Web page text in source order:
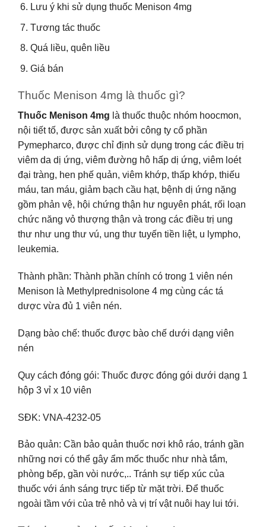
Lưu ý khi sử dụng thuốc Menison 4mg
Tương tác thuốc
Quá liều, quên liều
Giá bán
Thuốc Menison 4mg là thuốc gì?
Thuốc Menison 4mg là thuốc thuộc nhóm hoocmon,
nội tiết tố, được sản xuất bởi công ty cổ phần
Pymepharco, được chỉ định sử dụng trong các điều trị
viêm da dị ứng, viêm đường hô hấp dị ứng, viêm loét
đại tràng, hen phế quản, viêm khớp, thấp khớp, thiếu
máu, tan máu, giảm bạch cầu hạt, bệnh dị ứng nặng
gồm phản vệ, hội chứng thận hư nguyên phát, rối loạn
chức năng vỏ thượng thận và trong các điều trị ung
thư như ung thư vú, ung thư tuyến tiền liệt, u lympho,
leukemia.
Thành phần: Thành phần chính có trong 1 viên nén
Menison là Methylprednisolone 4 mg cùng các tá
dược vừa đủ 1 viên nén.
Dạng bào chế: thuốc được bào chế dưới dạng viên
nén
Quy cách đóng gói: Thuốc được đóng gói dưới dạng 1
hộp 3 vỉ x 10 viên
SĐK: VNA-4232-05
Bảo quản: Cần bảo quản thuốc nơi khô ráo, tránh gần
những nơi có thể gây ẩm mốc thuốc như nhà tắm,
phòng bếp, gần vòi nước,.. Tránh sự tiếp xúc của
thuốc với ánh sáng trực tiếp từ mặt trời. Để thuốc
ngoài tầm với của trẻ nhỏ và vị trí vật nuôi hay lui tới.